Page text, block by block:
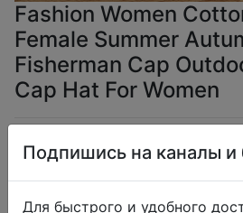
Fashion Women
Female Summer
Fisherman Cap
Cap Hat For Women
Подпишись на каналы и
Для быстрого и удобного